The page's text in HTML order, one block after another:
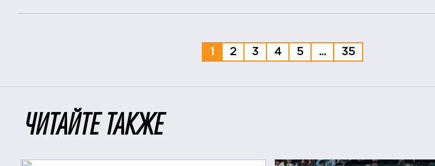
1 2 3 4 5 ... 35
ЧИТАЙТЕ ТАКЖЕ